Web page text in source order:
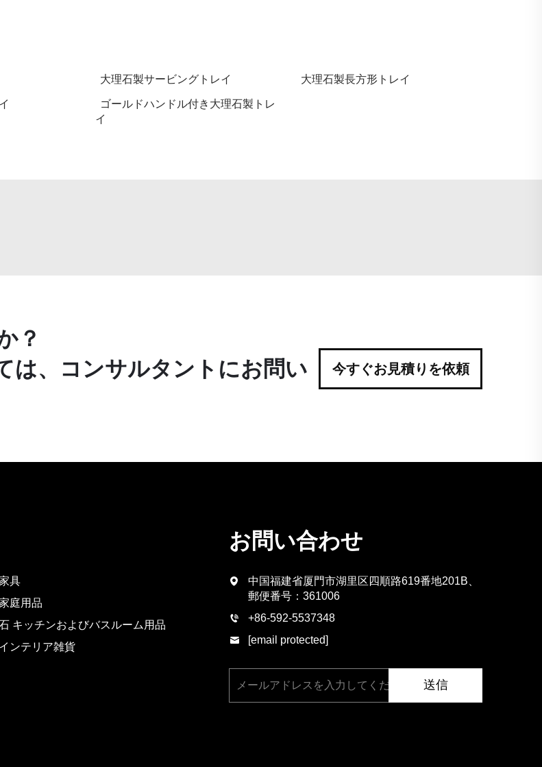
大理石製サービングトレイ 大理石製長方形トレイ
ゴールドハンドル付き大理石製トレ
イ
？
は、コンサルタントにお問い
今すぐお見積りを依頼
具
庭用品
キッチンおよびバスルーム用品
ンテリア雑貨
お問い合わせ
中国福建省厦門市湖里区四順路619番地201B、
郵便番号：361006
+86-592-5537348
[email protected]
送信